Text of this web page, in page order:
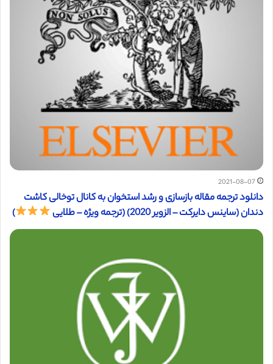
2021-08-07
دانلود ترجمه مقاله بازسازی و رشد استخوان به کانال توخالی کاشت
دندان (ساینس دایرکت – الزویر 2020) (ترجمه ویژه – طلایی
)